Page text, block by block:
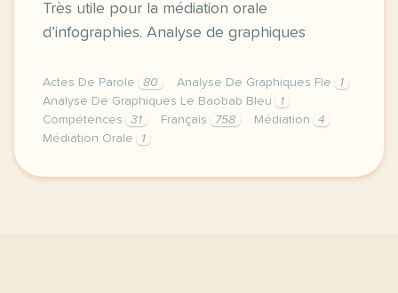
Très utile pour la médiation orale
d’infographies. Analyse de graphiques
Actes De Parole 80 Analyse De Graphiques Fle
1
Analyse De Graphiques Le Baobab Bleu
1
Compétences
31 Français 758 Médiation
4
Médiation Orale
1
image pixabay comvoici une petite fiche de